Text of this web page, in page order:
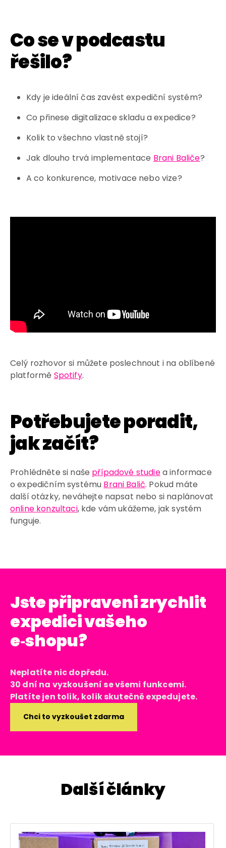
Co se v podcastu
řešilo?
Kdy je ideální čas zavést expediční systém?
Co přinese digitalizace skladu a expedice?
Kolik to všechno vlastně stojí?
Jak dlouho trvá implementace Brani Baliče?
A co konkurence, motivace nebo vize?
Celý rozhovor si můžete poslechnout i na oblíbené
platformě Spotify.
Potřebujete poradit,
jak začít?
Prohlédněte si naše případové studiea informace
o expedičním systému Brani Balič. Pokud máte
další otázky, neváhejte napsat nebo si naplánovat
online konzultaci, kde vám ukážeme, jak systém
funguje.
Jste připraveni zrychlit
expedici vašeho
e‑shopu?
Neplatíte nic dopředu.
30 dní na vyzkoušení se všemi funkcemi.
Platíte jen tolik, kolik skutečně expedujete.
Chci to vyzkoušet zdarma
Další články